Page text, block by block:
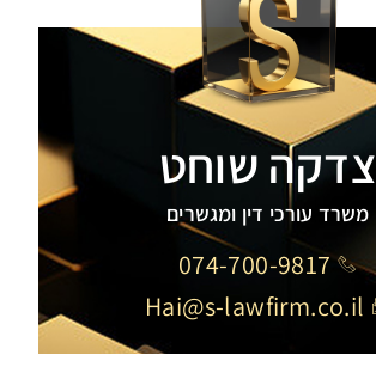
צדקה שוחט
משרד עורכי דין ומגשרים
074-700-9817
Hai@s-lawfirm.co.il